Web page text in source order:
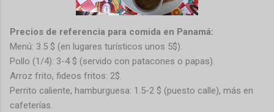
Precios de referencia para comida en Panamá:
Menú: 3.5 $ (en lugares turísticos unos 5$).
Pollo (1/4): 3-4 $ (servido con patacones o papas).
Arroz frito, fideos fritos: 2$.
Perrito caliente, hamburguesa: 1.5-2 $ (puesto calle), más en
cafeterías.